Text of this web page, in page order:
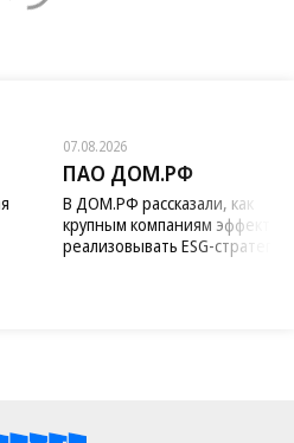
07.08.2026
ПАО ДОМ.РФ
В ДОМ.РФ рассказали, как
крупным компаниям
реализовывать ESG-стратегию